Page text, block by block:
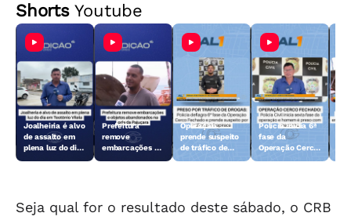
ShortsYoutube
Joalheiria é alvo
de assalto em
plena luz do dia
Prefeitura
remove
embarcações e
Operação
prende suspeito
de tráfico de
Polícia inicia 6ª
fase da
Operação Cerco
Seja qual for o resultado deste sábado, o CRB